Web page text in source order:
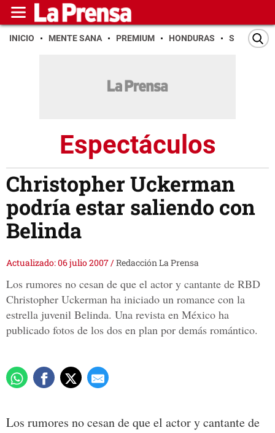
INICIO MENTE SANA PREMIUM HONDURAS SAN PEDRO
Espectáculos
Christopher Uckerman
podría estar saliendo con
Belinda
Actualizado: 06 julio 2007/Redacción La Prensa
Los rumores no cesan de que el actor y cantante de RBD
Christopher Uckerman ha iniciado un romance con la
estrella juvenil Belinda. Una revista en México ha
publicado fotos de los dos en plan por demás romántico.
Los rumores no cesan de que el actor y cantante de